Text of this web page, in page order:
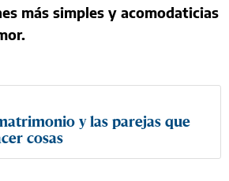
más simples y acomodaticias
y las parejas que
cosas